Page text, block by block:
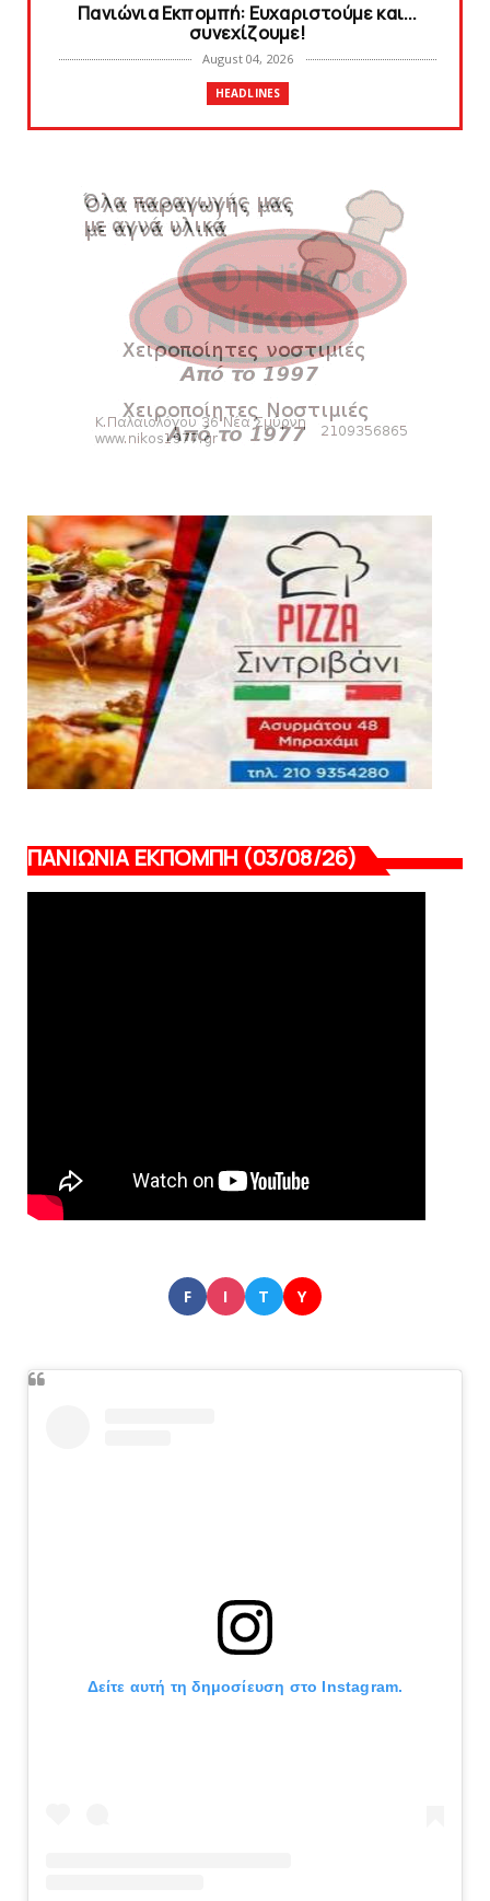
Πανιώνια Εκπομπή: Eυχαριστούμε και...
συνεχίζουμε!
August 04, 2026
HEADLINES
Θλίψη για τον χαμό του Γιώργου
SLIDE
Ξεκινά η ελεύθερη διάθεση των εισιτηρίων
διαρκείας του βόλεϊ...
August 04, 2026
HEADLINES
Kυανέρυθρη και επίσημα η Πάτερου
August 04, 2026
SLIDE
Πανιώνια Εκπομπή: Έπεσε η αυλαία της
ΕΠΙΚΑΙΡΟΤΗΤΑ
LIVE η Πανιώνια Εκπομπή!
August 03, 2026
ΠΑΝΙΩΝΙΑ ΕΚΠΟΜΠΗ (03/08/26)
F I T Y
Δείτε αυτή τη δημοσίευση στο Instagram.